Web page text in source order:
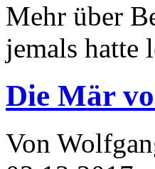
Mehr über
jemals hatte
Die Mär
Von